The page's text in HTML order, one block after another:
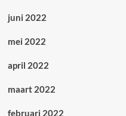
juni 2022
mei 2022
april 2022
maart 2022
februari 2022